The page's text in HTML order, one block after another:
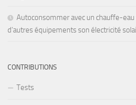
Autoconsommer avec un chauffe-
d’autres équipements son électricité
CONTRIBUTIONS
Tests